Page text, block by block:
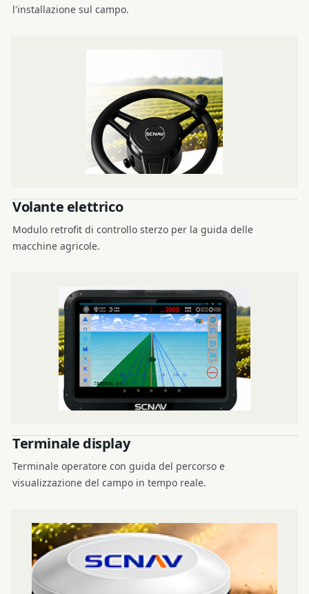
l'installazione sul campo.
Volante elettrico
Modulo retrofit di controllo sterzo per la guida delle
macchine agricole.
Terminale display
Terminale operatore con guida del percorso e
visualizzazione del campo in tempo reale.